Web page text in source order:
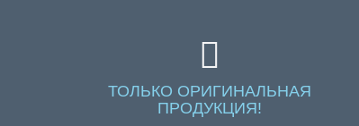
ТОЛЬКО ОРИГИНАЛЬНАЯ
ПРОДУКЦИЯ!